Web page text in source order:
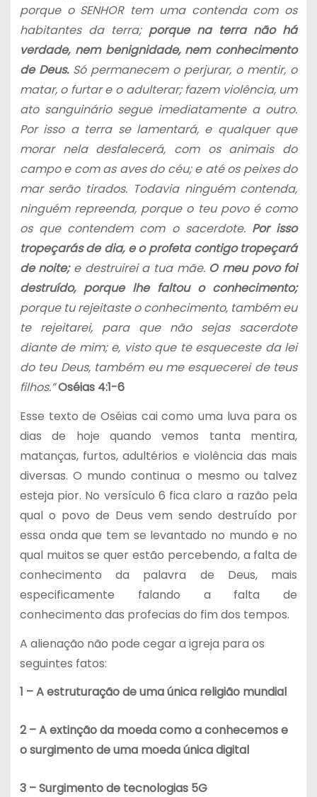
porque o SENHOR tem uma contenda com os
habitantes da terra; porque na terra não há
verdade, nem benignidade, nem conhecimento
de Deus.Só permanecem o perjurar, o mentir, o
matar, o furtar e o adulterar; fazem violência, um
ato sanguinário segue imediatamente a outro.
Por isso a terra se lamentará, e qualquer que
morar nela desfalecerá, com os animais do
campo e com as aves do céu; e até os peixes do
mar serão tirados. Todavia ninguém contenda,
ninguém repreenda, porque o teu povo é como
os que contendem com o sacerdote. Por isso
tropeçarás de dia, e o profeta contigo tropeçará
de noite;e destruirei a tua mãe. O meu povo foi
destruído, porque lhe faltou o conhecimento;
porque tu rejeitaste o conhecimento, também eu
te rejeitarei, para que não sejas sacerdote
diante de mim; e, visto que te esqueceste da lei
do teu Deus, também eu me esquecerei de teus
filhos.”Oséias 4:1-6
Esse texto de Oséias cai como uma luva para os
dias de hoje quando vemos tanta mentira,
matanças, furtos, adultérios e violência das mais
diversas. O mundo continua o mesmo ou talvez
esteja pior. No versículo 6 fica claro a razão pela
qual o povo de Deus vem sendo destruído por
essa onda que tem se levantado no mundo e no
qual muitos se quer estão percebendo, a falta de
conhecimento da palavra de Deus, mais
especificamente falando a falta de
conhecimento das profecias do fim dos tempos.
A alienação não pode cegar a igreja para os
seguintes fatos:
1 – A estruturação de uma única religião mundial
2 – A extinção da moeda como a conhecemos e
o surgimento de uma moeda única digital
3 – Surgimento de tecnologias 5G